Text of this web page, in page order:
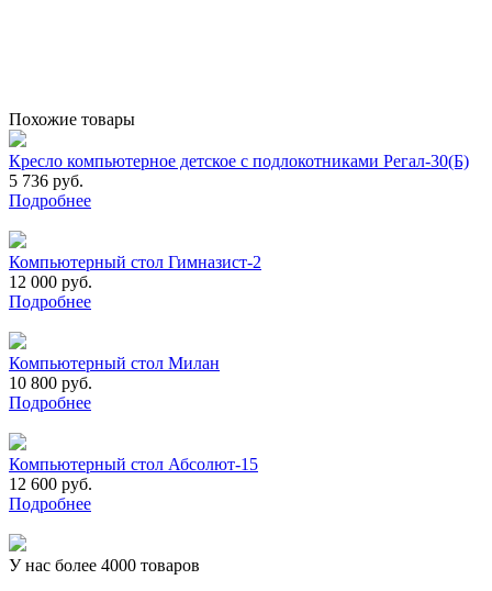
Похожие товары
Кресло компьютерное детское с подлокотниками Регал-30(Б)
5 736 руб.
Подробнее
Компьютерный стол Гимназист-2
12 000 руб.
Подробнее
Компьютерный стол Милан
10 800 руб.
Подробнее
Компьютерный стол Абсолют-15
12 600 руб.
Подробнее
У нас более 4000 товаров